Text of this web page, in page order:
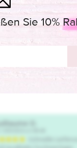
Sie 10%